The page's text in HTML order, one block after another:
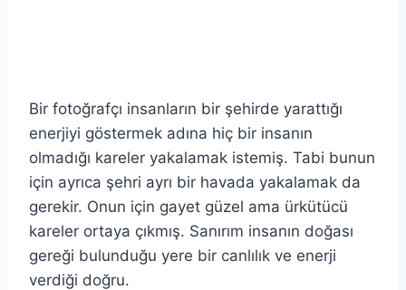
Bir fotoğrafçı insanların bir şehirde yarattığı
enerjiyi göstermek adına hiç bir insanın
olmadığı kareler yakalamak istemiş. Tabi bunun
için ayrıca şehri ayrı bir havada yakalamak da
gerekir. Onun için gayet güzel ama ürkütücü
kareler ortaya çıkmış. Sanırım insanın doğası
gereği bulunduğu yere bir canlılık ve enerji
verdiği doğru.